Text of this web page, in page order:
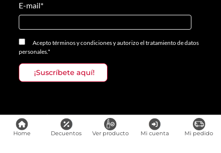
Home Decuentos Ver producto Mi cuenta Mi pedido
E-mail*
Aceptotérminos y condicionesyautorizo el tratamiento de datos
personales.*
Medios de pago